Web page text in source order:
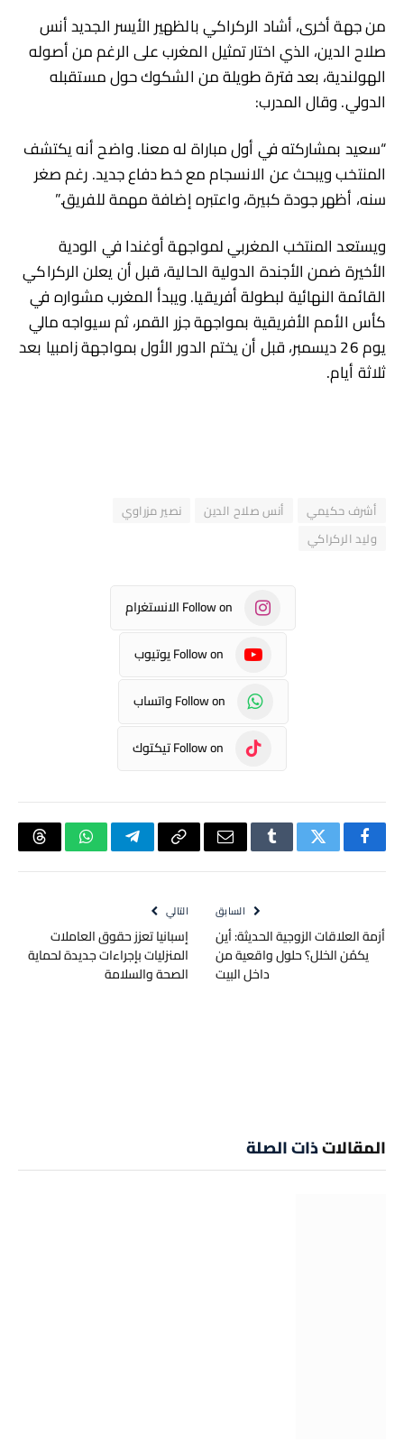
من جهة أخرى، أشاد الركراكي بالظهير الأيسر الجديد أنس
صلاح الدين، الذي اختار تمثيل المغرب على الرغم من أصوله
الهولندية، بعد فترة طويلة من الشكوك حول مستقبله
الدولي. وقال المدرب:
“سعيد بمشاركته في أول مباراة له معنا. واضح أنه يكتشف
المنتخب ويبحث عن الانسجام مع خط دفاع جديد. رغم صغر
سنه، أظهر جودة كبيرة، واعتبره إضافة مهمة للفريق.”
ويستعد المنتخب المغربي لمواجهة أوغندا في الودية
الأخيرة ضمن الأجندة الدولية الحالية، قبل أن يعلن الركراكي
القائمة النهائية لبطولة أفريقيا. ويبدأ المغرب مشواره في
كأس الأمم الأفريقية بمواجهة جزر القمر، ثم سيواجه مالي
يوم 26 ديسمبر، قبل أن يختم الدور الأول بمواجهة زامبيا بعد
ثلاثة أيام.
أشرف حكيمي أنس صلاح الدين
نصير مزراوي
وليد الركراكي
Follow on الانستغرام
Follow on يوتيوب
Follow on واتساب
Follow on تيكتوك
فيسبوكتويتر Tumblrالبريد
Copy
تيلقرامواتساب
السابق
أزمة العلاقات الزوجية الحديثة: أين
يكمُن الخلل؟ حلول واقعية من
داخل البيت
التالي
إسبانيا تعزز حقوق العاملات
المنزليات بإجراءات جديدة لحماية
الصحة والسلامة
المقالاتذات الصلة